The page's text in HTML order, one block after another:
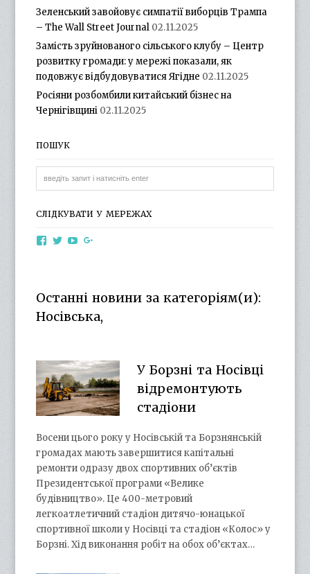
Зеленський завойовує симпатії виборців Трампа
– The Wall Street Journal 02.11.2025
Замість зруйнованого сільського клубу – Центр
розвитку громади: у мережі показали, як
подовжує відбудовуватися Ягідне 02.11.2025
Росіяни розбомбили китайський бізнес на
Чернігівщині 02.11.2025
ПОШУК
СЛІДКУВАТИ У МЕРЕЖАХ
ViewViewView
YouTube
Останні новини за категоріям(и):
Носівська,
У Борзні та Носівці
відремонтують
стадіони
Восени цього року у Носівській та Борзнянській
громадах мають завершитися капітальні
ремонти одразу двох спортивних об’єктів
Президентської програми «Велике
будівництво». Це 400-метровий
легкоатлетичний стадіон дитячо-юнацької
спортивної школи у Носівці та стадіон «Колос» у
Борзні. Хід виконання робіт на обох об’єктах…